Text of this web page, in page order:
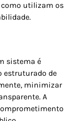
como utilizam os
sistema é
estruturado de
minimizar
A